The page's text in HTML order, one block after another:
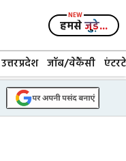
हमसेजुड़े...
उत्तरप्रदेश जॉब/वेकैंसी